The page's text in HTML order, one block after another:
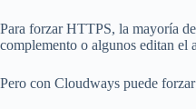
Para forzar HTTPS, la mayoría
complemento o algunos editan el
Pero con Cloudways puede